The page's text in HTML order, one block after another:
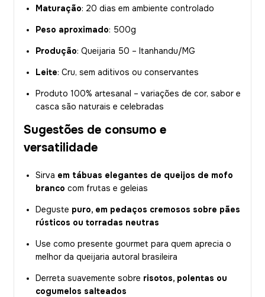
Maturação: 20 dias em ambiente controlado
Peso aproximado: 500g
Produção: Queijaria 50 – Itanhandu/MG
Leite: Cru, sem aditivos ou conservantes
Produto 100% artesanal – variações de cor, sabor e
casca são naturais e celebradas
Sugestões de consumo e
versatilidade
Sirva em tábuas elegantes de queijos de mofo
branco com frutas e geleias
Deguste puro, em pedaços cremosos sobre pães
rústicos ou torradas neutras
Use como presente gourmet para quem aprecia o
melhor da queijaria autoral brasileira
Derreta suavemente sobre risotos, polentas ou
cogumelos salteados